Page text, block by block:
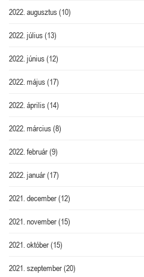
2022. augusztus(10)
2022. július(13)
2022. június(12)
2022. május(17)
2022. április(14)
2022. március(8)
2022. február(9)
2022. január(17)
2021. december(12)
2021. november(15)
2021. október(15)
2021. szeptember(20)